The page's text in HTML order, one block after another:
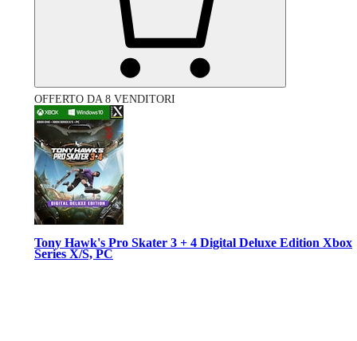
OFFERTO DA 8 VENDITORI
Tony Hawk's Pro Skater 3 + 4 Digital Deluxe Edition Xbox
Series X/S, PC